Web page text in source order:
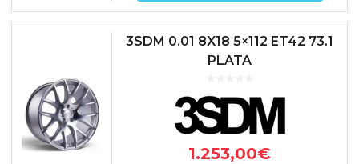
3SDM 0.01 8X18 5×112 ET42 73.1
PLATA
1.253,00€